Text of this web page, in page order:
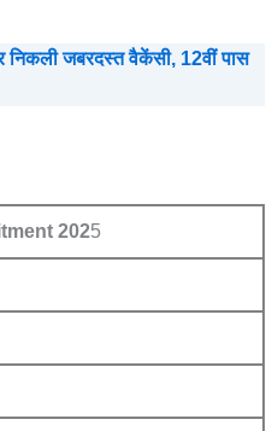
जबरदस्त वैकेंसी, 12वीं पास
2025